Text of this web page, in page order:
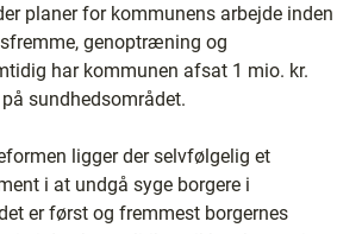
planer for kommunens arbejde inden
genoptræning og
har kommunen afsat 1 mio. kr.
sundhedsområdet.
ligger der selvfølgelig et
i at undgå syge borgere i
er først og fremmest borgernes